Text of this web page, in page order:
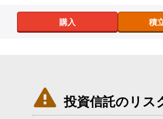
購入 積
 投資信託のリス